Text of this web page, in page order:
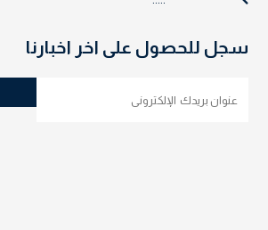
سجل للحصول على اخر اخبارنا